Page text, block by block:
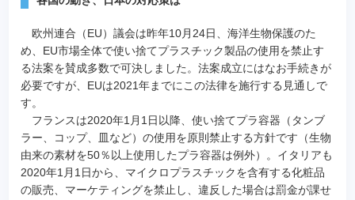
欧州連合（EU）議会は昨年10月24日、海洋生物保護のた
め、EU市場全体で使い捨てプラスチック製品の使用を禁止す
る法案を賛成多数で可決しました。法案成立にはなお手続きが
必要ですが、EUは2021年までにこの法律を施行する見通しで
す。
フランスは2020年1月1日以降、使い捨てプラ容器（タンブ
ラー、コップ、皿など）の使用を原則禁止する方針です（生物
由来の素材を50％以上使用したプラ容器は例外）。イタリアも
2020年1月1日から、マイクロプラスチックを含有する化粧品
の販売、マーケティングを禁止し、違反した場合は罰金が課せ